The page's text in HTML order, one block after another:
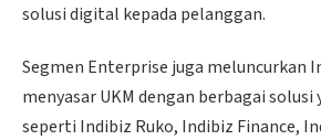
solusi digital kepada pelanggan.
Segmen Enterprise juga meluncurkan
menyasar UKM dengan berbagai solusi
seperti Indibiz Ruko, Indibiz Finance,